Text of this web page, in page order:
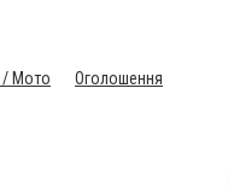
/ Мото Оголошення